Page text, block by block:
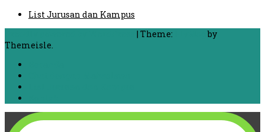
List Jurusan dan Kampus
| Theme:
by
Themeisle.